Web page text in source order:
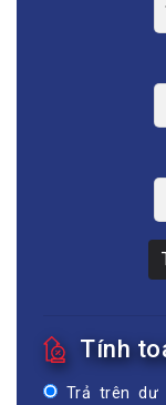
Tính
Trả trên dư